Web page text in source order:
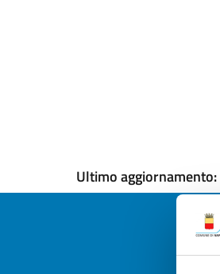
Ultimo aggiornamento: